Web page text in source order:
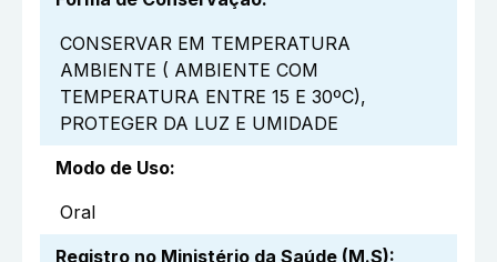
CONSERVAR EM TEMPERATURA
AMBIENTE ( AMBIENTE COM
TEMPERATURA ENTRE 15 E 30ºC),
PROTEGER DA LUZ E UMIDADE
Modo de Uso:
Oral
Registro no Ministério da Saúde (M.S):